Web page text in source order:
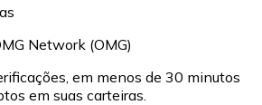
Network (OMG)
em menos de 30 minutos
em suas carteiras.